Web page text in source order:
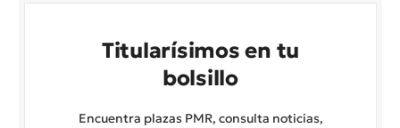
Titularísimos en tu
bolsillo
Encuentra plazas PMR, consulta noticias,